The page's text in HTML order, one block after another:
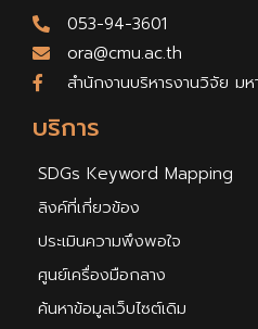
บริการ
SDGs Keyword Mapping
ลิงค์ที่เกี่ยวข้อง
ประเมินความพึงพอใจ
ศูนย์เครื่องมือกลาง
ค้นหาข้อมูลเว็บไซต์เดิม
053-94-3601
ora@cmu.ac.th
สำนักงานบริหารงานวิจัย มห